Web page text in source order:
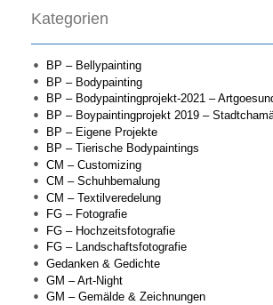
Kategorien
BP – Bellypainting
BP – Bodypainting
BP – Bodypaintingprojekt-2021 –
BP – Boypaintingprojekt 2019 –
BP – Eigene Projekte
BP – Tierische Bodypaintings
CM – Customizing
CM – Schuhbemalung
CM – Textilveredelung
FG – Fotografie
FG – Hochzeitsfotografie
FG – Landschaftsfotografie
Gedanken & Gedichte
GM – Art-Night
GM – Gemälde & Zeichnungen